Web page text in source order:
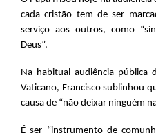
cada cristão tem de ser
serviço aos outros, como
Deus”.
Na habitual audiência pública
Vaticano, Francisco sublinhou
causa de “não deixar ninguém
É ser “instrumento de